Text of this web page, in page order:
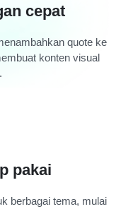
cepat
quote ke
konten visual
pakai
berbagai tema, mulai